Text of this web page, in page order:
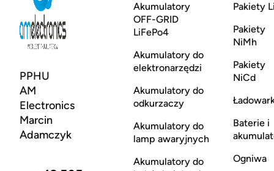
PPHU
AM
Electronics
Marcin
Adamczyk
Akumulatory
OFF-GRID
LiFePo4
Akumulatory do
elektronarzędzi
Akumulatory do
odkurzaczy
Akumulatory do
lamp awaryjnych
Akumulatory do
Pakiety
Pakiety
NiMh
Pakiety
NiCd
Baterie i
Ogniwa